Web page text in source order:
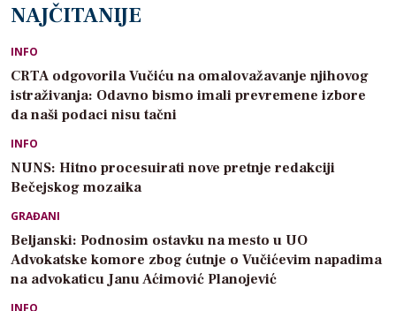
NAJČITANIJE
INFO
CRTA odgovorila Vučiću na omalovažavanje njihovog
istraživanja: Odavno bismo imali prevremene izbore
da naši podaci nisu tačni
INFO
NUNS: Hitno procesuirati nove pretnje redakciji
Bečejskog mozaika
GRAĐANI
Beljanski: Podnosim ostavku na mesto u UO
Advokatske komore zbog ćutnje o Vučićevim napadima
na advokaticu Janu Aćimović Planojević
INFO